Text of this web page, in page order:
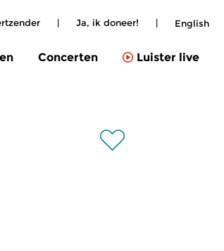
| Ja, ik doneer! | English
Concerten Luister live